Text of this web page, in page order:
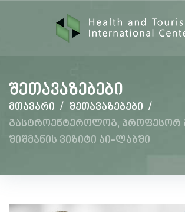
შეთავაზებები
მთავარი / შეთავაზებები /
გასტროენტეროლოგ, პროფესორ
შიშმანის ვიზიტი აი-ლაბში